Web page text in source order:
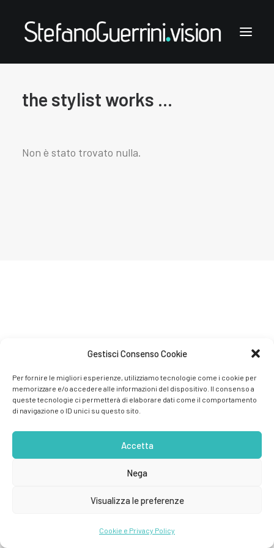
Gestisci Consenso Cookie
Per fornire le migliori esperienze, utilizziamo tecnologie come i cookie per
memorizzare e/o accedere alle informazioni del dispositivo. Il consenso a
queste tecnologie ci permetterà di elaborare dati come il comportamento
di navigazione o ID unici su questo sito.
Accetta
Nega
Visualizza le preferenze
Cookie e Privacy Policy
Stefano Guerrini
the style notes
the stylist works ...
Non è stato trovato nulla.